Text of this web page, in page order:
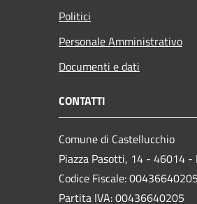
Politici
Personale Amministrativo
Documenti e dati
CONTATTI
Comune di Castellucchio
Piazza Pasotti, 14 - 46014 -
Codice Fiscale: 00436640205
Partita IVA: 00436640205